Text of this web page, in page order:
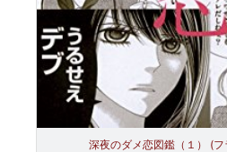
深夜のダメ恋図鑑（１） (